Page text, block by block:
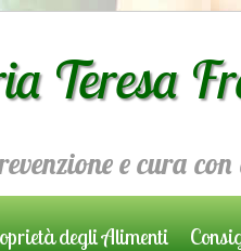
Teresa
e cura
degli Alimenti